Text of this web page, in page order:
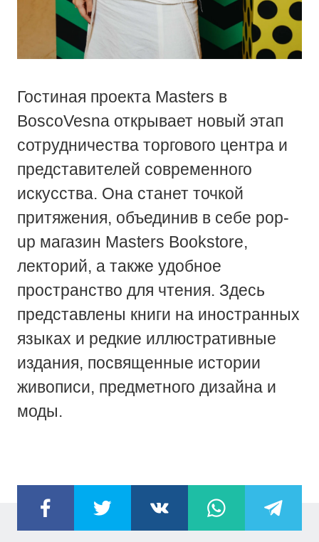
Гостиная проекта Masters в
BoscoVesna открывает новый этап
сотрудничества торгового центра и
представителей современного
искусства. Она станет точкой
притяжения, объединив в себе pop-
up магазин Masters Bookstore,
лекторий, а также удобное
пространство для чтения. Здесь
представлены книги на иностранных
языках и редкие иллюстративные
издания, посвященные истории
живописи, предметного дизайна и
моды.